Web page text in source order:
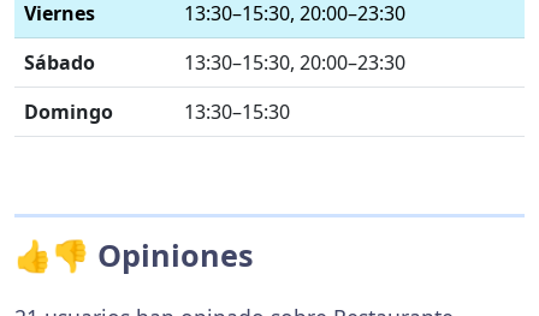
Viernes
13:30–15:30, 20:00–23:30
Sábado
13:30–15:30, 20:00–23:30
Domingo
13:30–15:30
👍👎 Opiniones